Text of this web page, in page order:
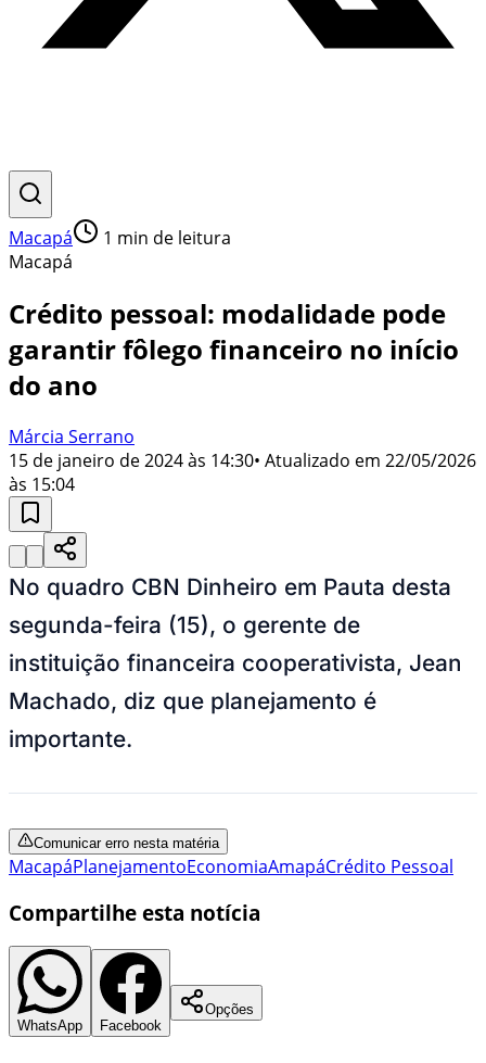
Macapá 1 min de leitura
Macapá
Crédito pessoal: modalidade pode
garantir fôlego financeiro no início
do ano
Márcia Serrano
15 de janeiro de 2024 às 14:30• Atualizado em 22/05/2026
às 15:04
No quadro CBN Dinheiro em Pauta desta
segunda-feira (15), o gerente de
instituição financeira cooperativista, Jean
Machado, diz que planejamento é
importante.
Comunicar erro nesta matéria
MacapáPlanejamentoEconomiaAmapáCrédito Pessoal
Compartilhe esta notícia
WhatsApp Facebook
Opções